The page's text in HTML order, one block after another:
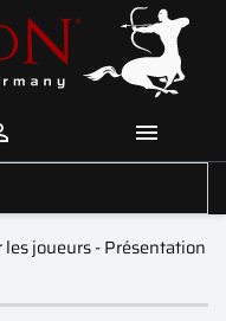

joueurs - Présentation